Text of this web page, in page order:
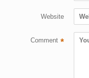
Website
Comment *